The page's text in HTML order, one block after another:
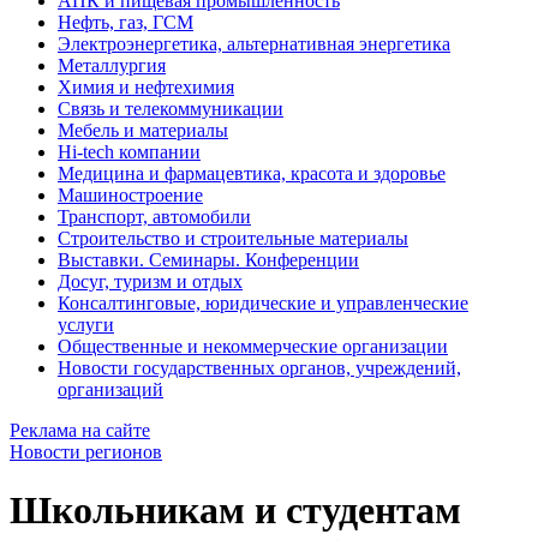
Нефть, газ, ГСМ
Электроэнергетика, альтернативная энергетика
Металлургия
Химия и нефтехимия
Связь и телекоммуникации
Мебель и материалы
Hi-tech компании
Медицина и фармацевтика, красота и здоровье
Машиностроение
Транспорт, автомобили
Строительство и строительные материалы
Выставки. Семинары. Конференции
Досуг, туризм и отдых
Консалтинговые, юридические и управленческие
услуги
Общественные и некоммерческие организации
Новости государственных органов, учреждений,
организаций
Реклама на сайте
Новости регионов
Школьникам и студентам